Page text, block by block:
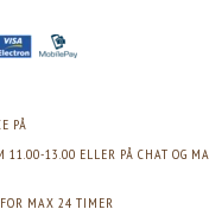
PÅ
13.00 ELLER PÅ CHAT OG
MAX 24 TIMER